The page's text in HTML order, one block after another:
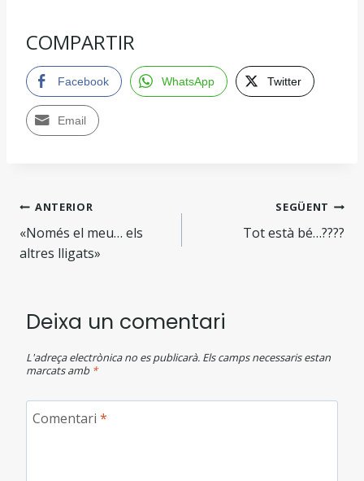
COMPARTIR
Facebook WhatsApp Twitter
Email
ANTERIOR
«Només el meu… els
altres lligats»
SEGÜENT
Tot està bé…????
Deixa un comentari
L'adreça electrònica no es publicarà. Els camps necessaris estan
marcats amb *
Comentari *